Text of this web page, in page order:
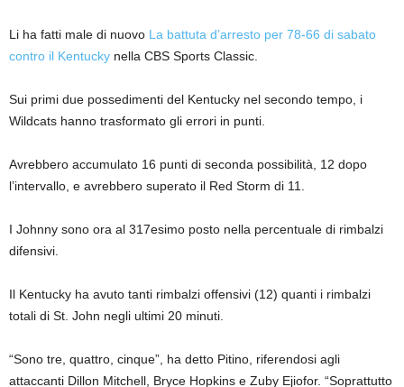
Li ha fatti male di nuovo La battuta d’arresto per 78-66 di sabato
contro il Kentucky nella CBS Sports Classic.
Sui primi due possedimenti del Kentucky nel secondo tempo, i
Wildcats hanno trasformato gli errori in punti.
Avrebbero accumulato 16 punti di seconda possibilità, 12 dopo
l’intervallo, e avrebbero superato il Red Storm di 11.
I Johnny sono ora al 317esimo posto nella percentuale di rimbalzi
difensivi.
Il Kentucky ha avuto tanti rimbalzi offensivi (12) quanti i rimbalzi
totali di St. John negli ultimi 20 minuti.
“Sono tre, quattro, cinque”, ha detto Pitino, riferendosi agli
attaccanti Dillon Mitchell, Bryce Hopkins e Zuby Ejiofor. “Soprattutto